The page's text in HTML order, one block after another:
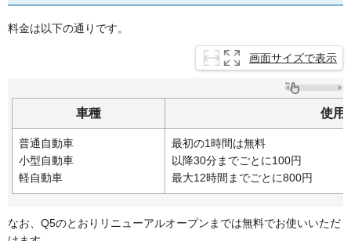
料金は以下の通りです。
画面サイズで表示
車種 使用
普通自動車
小型自動車
軽自動車
最初の1時間は無料
以降30分までごとに100円
最大12時間までごとに800円
なお、Q5のとおりリニューアルオープンまでは無料でお使いいただ